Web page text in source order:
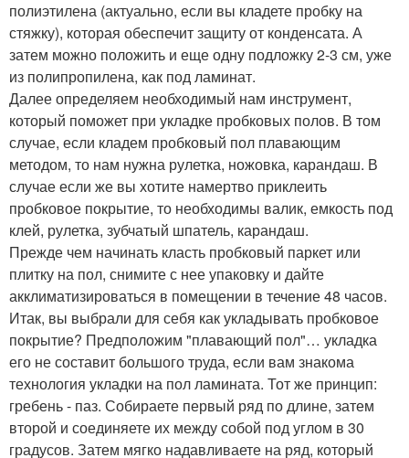
полиэтилена (актуально, если вы кладете пробку на
стяжку), которая обеспечит защиту от конденсата. А
затем можно положить и еще одну подложку 2-3 см, уже
из полипропилена, как под ламинат.
Далее определяем необходимый нам инструмент,
который поможет при укладке пробковых полов. В том
случае, если кладем пробковый пол плавающим
методом, то нам нужна рулетка, ножовка, карандаш. В
случае если же вы хотите намертво приклеить
пробковое покрытие, то необходимы валик, емкость под
клей, рулетка, зубчатый шпатель, карандаш.
Прежде чем начинать класть пробковый паркет или
плитку на пол, снимите с нее упаковку и дайте
акклиматизироваться в помещении в течение 48 часов.
Итак, вы выбрали для себя как укладывать пробковое
покрытие? Предположим "плавающий пол"… укладка
его не составит большого труда, если вам знакома
технология укладки на пол ламината. Тот же принцип:
гребень - паз. Собираете первый ряд по длине, затем
второй и соединяете их между собой под углом в 30
градусов. Затем мягко надавливаете на ряд, который